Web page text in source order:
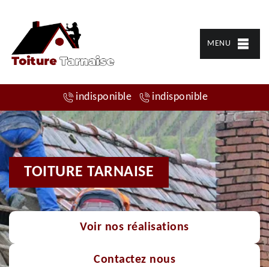
MENU
indisponible indisponible
TOITURE TARNAISE
Voir nos réalisations
Contactez nous